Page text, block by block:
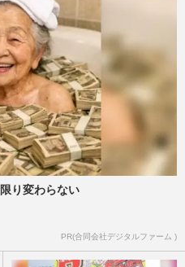
り変わらない
PR(合同会社デジタルファーム )